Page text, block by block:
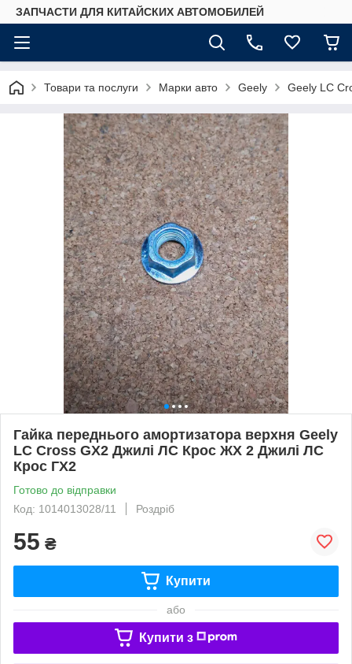
ЗАПЧАСТИ ДЛЯ КИТАЙСКИХ АВТОМОБИЛЕЙ
Товари та послуги Марки авто Geely Geely LC
Гайка переднього амортизатора верхня Geely
LC Cross GX2 Джилі ЛС Крос ЖХ 2 Джилі ЛС
Крос ГХ2
Готово до відправки
Код: 1014013028/11
Роздріб
55 ₴
Купити
або
Купити з